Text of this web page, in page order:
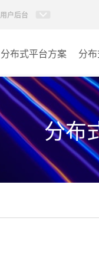
用户后台
分布式平台方案 分
AI
分布